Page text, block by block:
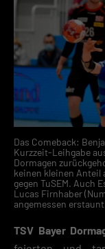
Das Comeback:
Kurzzeit-Leihgabe
Dormagen
keinen kleinen Anteil
gegen TuSEM. Auch
Lucas Firnhaber
angemessen
TSV Bayer